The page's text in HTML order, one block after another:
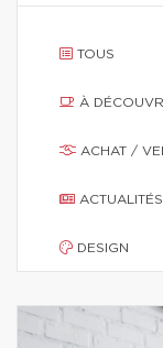
TOUS
À
ACHAT /
ACTUALITÉS
DESIGN